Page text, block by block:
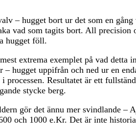
– hugget bort ur det som en
vad som tagits bort. All precision
hugget föll.
extrema exemplet på vad detta
– hugget uppifrån och ned ur en
processen. Resultatet är ett
stycke berg.
gör det ännu mer svindlande –
och 1000 e.Kr. Det är inte